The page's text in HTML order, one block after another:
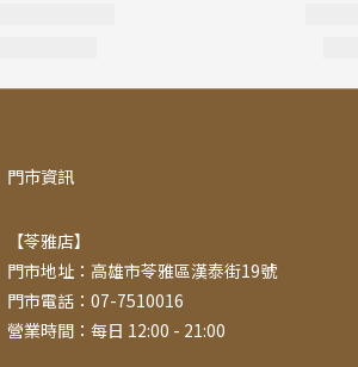
門市資訊
【苓雅店】
門市地址：高雄市苓雅區漢泰街19號
門市電話：07-7510016
營業時間：每日 12:00 - 21:00